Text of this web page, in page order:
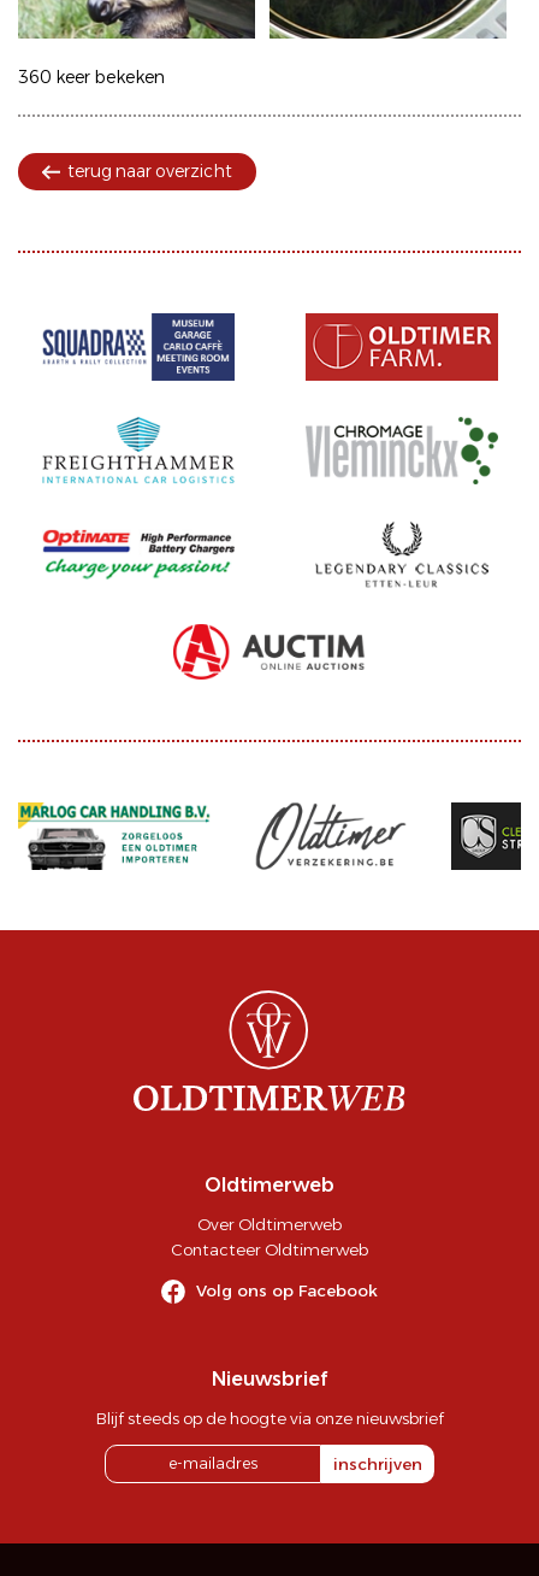
360 keer bekeken
terug naar overzicht
Oldtimerweb
Over Oldtimerweb
Contacteer Oldtimerweb
Volg ons op Facebook
Nieuwsbrief
Blijf steeds op de hoogte via onze nieuwsbrief
inschrijven